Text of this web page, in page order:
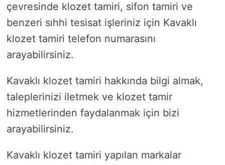
çevresinde klozet tamiri, sifon tamiri ve
benzeri sıhhi tesisat işleriniz için Kavaklı
klozet tamiri telefon numarasını
arayabilirsiniz.
Kavaklı klozet tamiri hakkında bilgi almak,
taleplerinizi iletmek ve klozet tamir
hizmetlerinden faydalanmak için bizi
arayabilirsiniz.
Kavaklı klozet tamiri yapılan markalar